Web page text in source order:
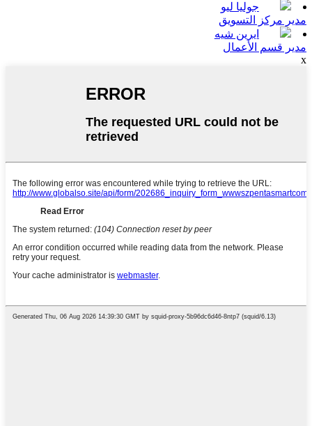
جوليا ليو
مدير مركز التسويق
ايرين شيه
مدير قسم الأعمال
x